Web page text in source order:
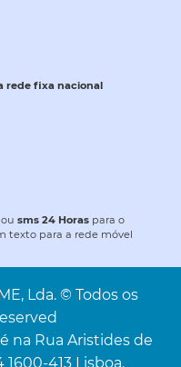
rede fixa nacional
sms 24 Horas para o
texto para a rede móvel
Lda. © Todos os
na Rua Aristides de
413 Lisboa.